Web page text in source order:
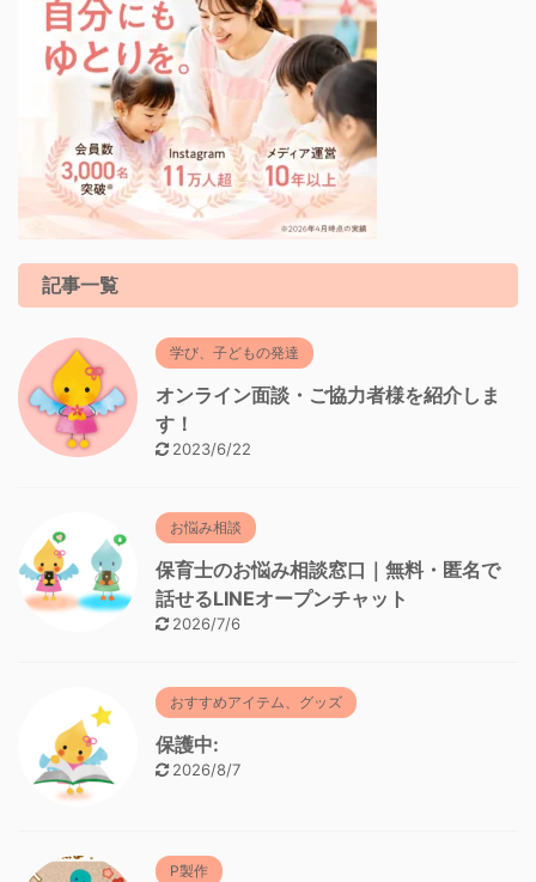
記事一覧
学び、子どもの発達
オンライン面談・ご協力者様を紹介しま
す！
2023/6/22
お悩み相談
保育士のお悩み相談窓口｜無料・匿名で
話せるLINEオープンチャット
2026/7/6
おすすめアイテム、グッズ
保護中:
2026/8/7
P製作